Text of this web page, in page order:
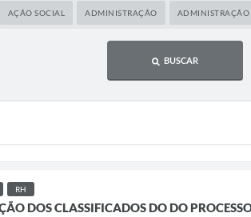
AÇÃO SOCIAL ADMINISTRAÇÃO
BUSCAR
RH
DOS CLASSIFICADOS DO DO